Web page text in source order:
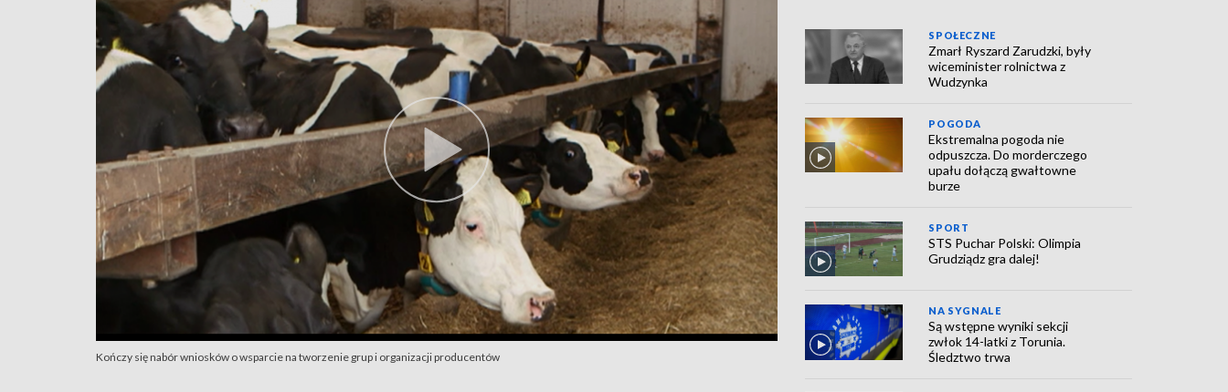
Kończy się nabór wniosków o wsparcie na tworzenie grup i organizacji producentów
SPOŁECZNE
Zmarł Ryszard Zarudzki, były
wiceminister rolnictwa z
Wudzynka
POGODA
Ekstremalna pogoda nie
odpuszcza. Do morderczego
upału dołączą gwałtowne
burze
SPORT
STS Puchar Polski: Olimpia
Grudziądz gra dalej!
NA SYGNALE
Są wstępne wyniki sekcji
zwłok 14-latki z Torunia.
Śledztwo trwa